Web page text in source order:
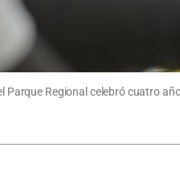
Parque Regional celebró cuatro